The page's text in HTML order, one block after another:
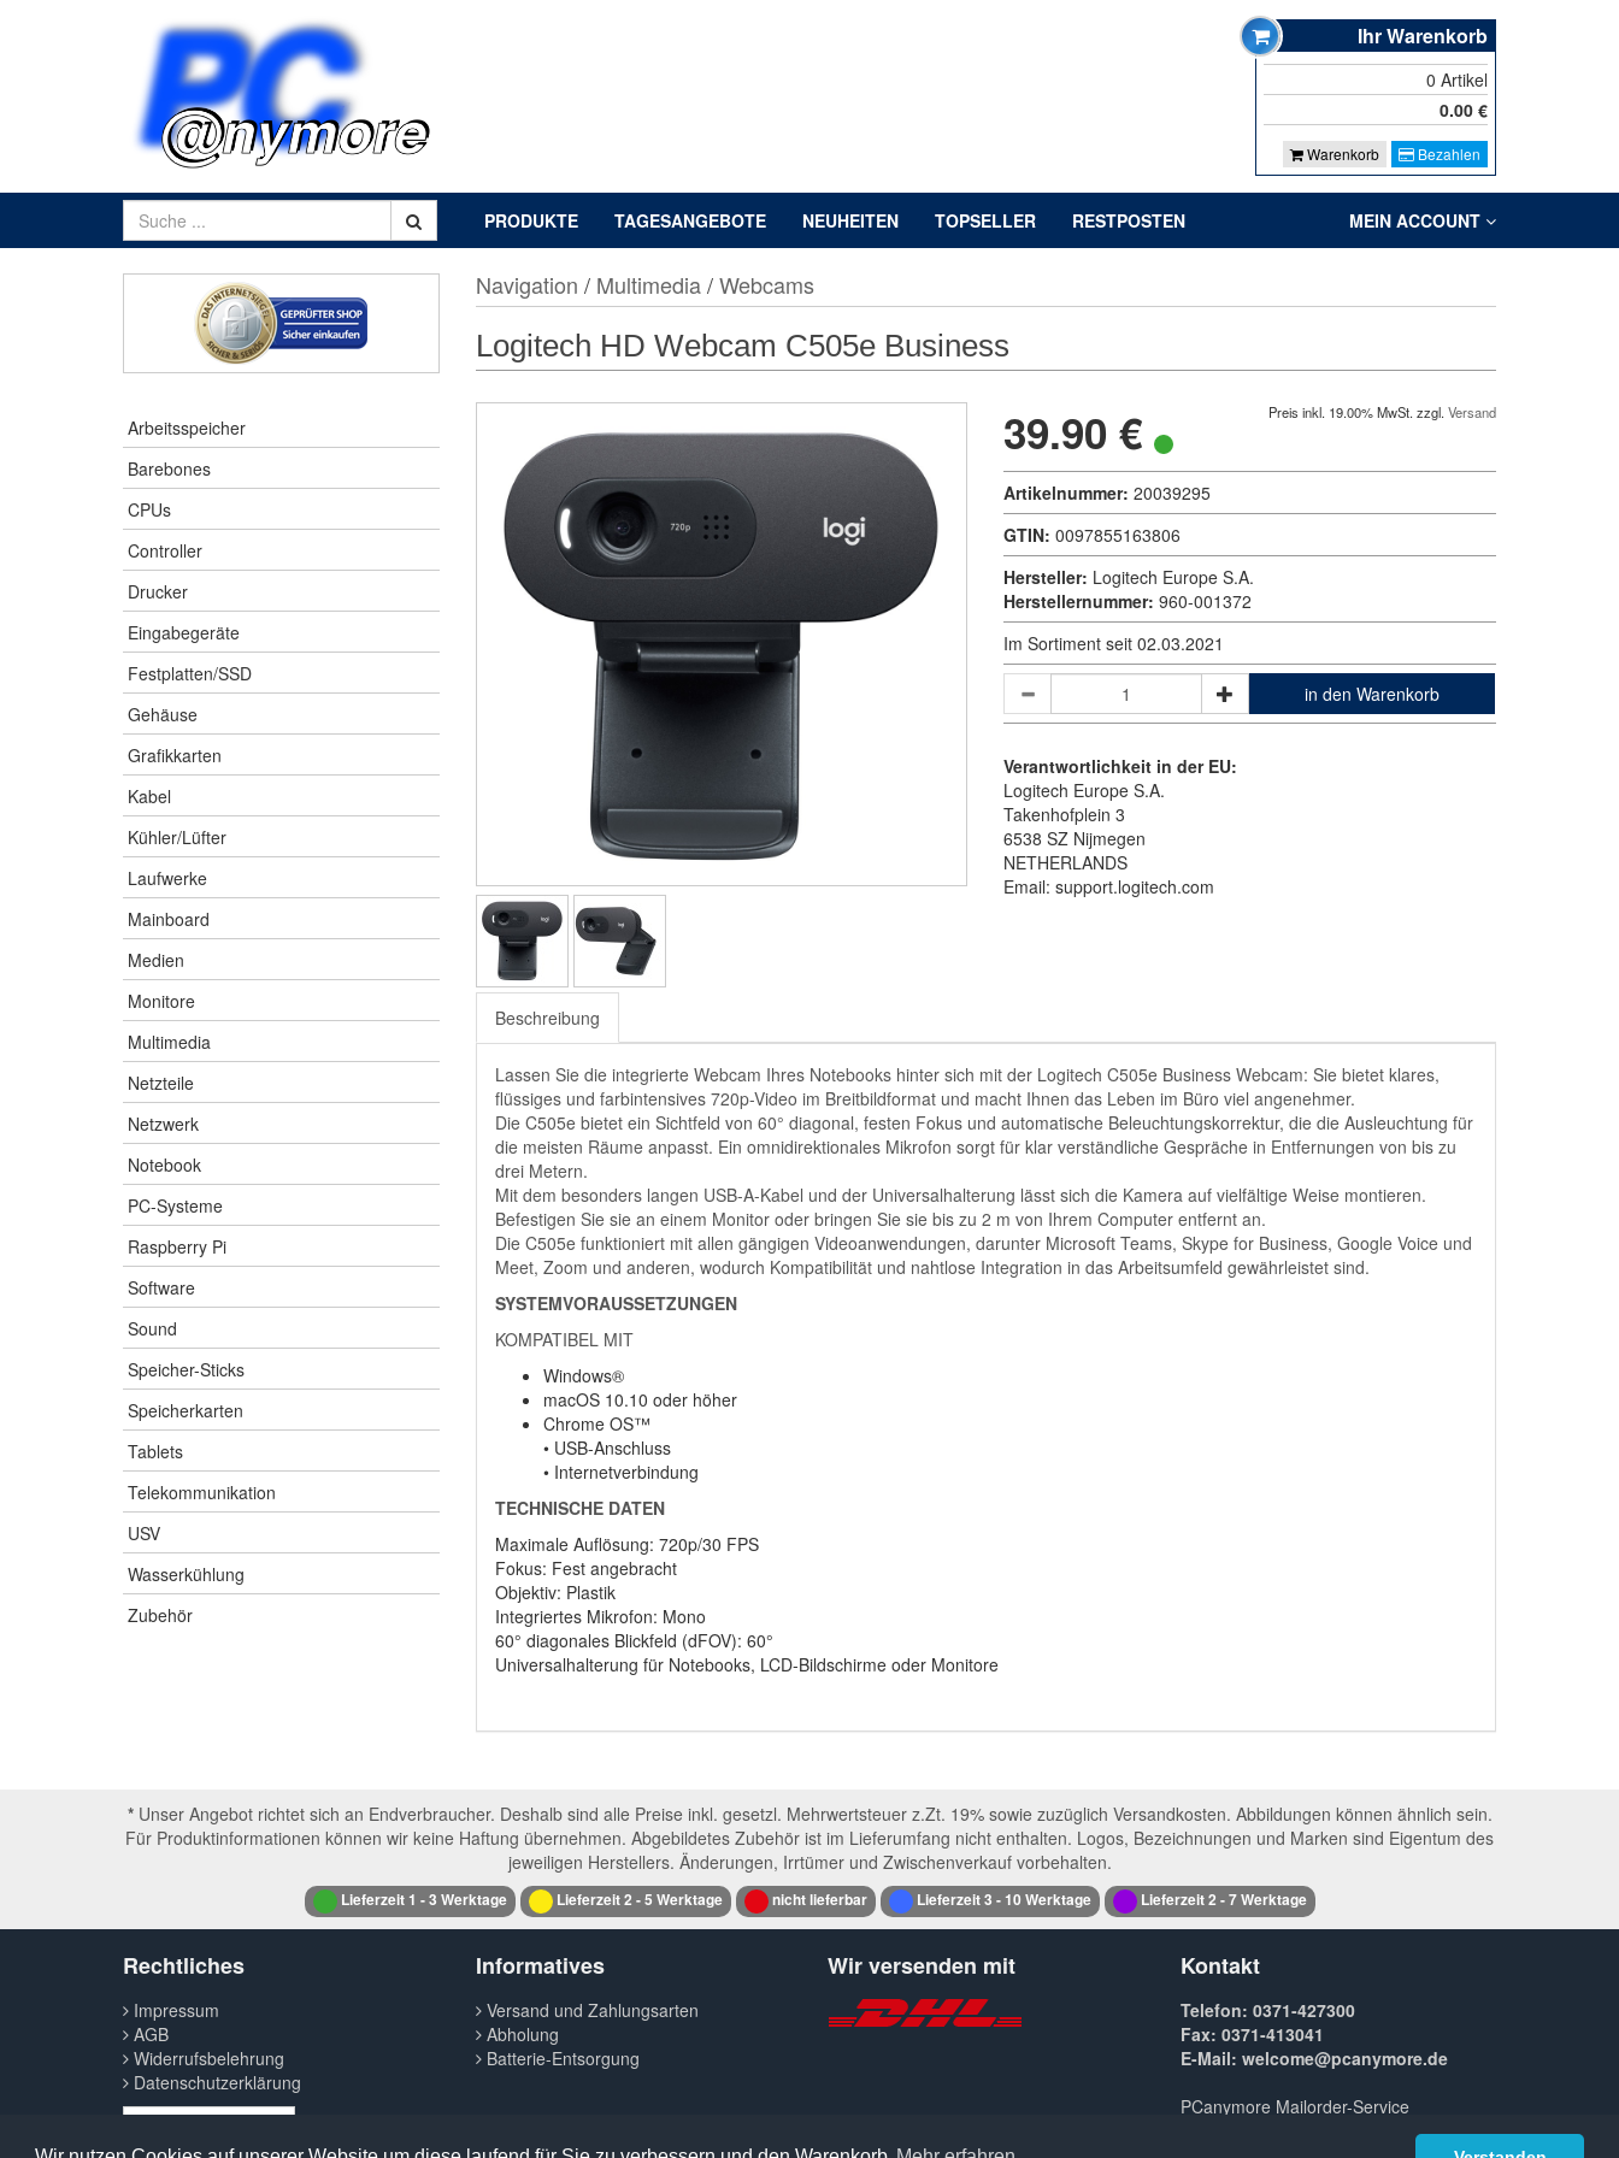
Ihr Warenkorb
0 Artikel
0.00 €
Warenkorb Bezahlen
PRODUKTE TAGESANGEBOTE NEUHEITEN TOPSELLER RESTPOSTEN MEIN ACCOUNT
Arbeitsspeicher
Barebones
CPUs
Controller
Drucker
Eingabegeräte
Festplatten/SSD
Gehäuse
Grafikkarten
Kabel
Kühler/Lüfter
Laufwerke
Mainboard
Medien
Monitore
Multimedia
Netzteile
Netzwerk
Notebook
PC-Systeme
Raspberry Pi
Software
Sound
Speicher-Sticks
Speicherkarten
Tablets
Telekommunikation
USV
Wasserkühlung
Zubehör
Navigation / Multimedia/Webcams
Logitech HD Webcam C505e Business
39.90 € Preis inkl. 19.00% MwSt. zzgl. Versand
Artikelnummer: 20039295
GTIN: 0097855163806
Hersteller: Logitech Europe S.A.
Herstellernummer: 960-001372
Im Sortiment seit 02.03.2021
in den Warenkorb
Verantwortlichkeit in der EU:
Logitech Europe S.A.
Takenhofplein 3
6538 SZ Nijmegen
NETHERLANDS
Email: support.logitech.com
Beschreibung
Lassen Sie die integrierte Webcam Ihres Notebooks hinter sich mit der Logitech C505e Business Webcam: Sie bietet klares,
flüssiges und farbintensives 720p-Video im Breitbildformat und macht Ihnen das Leben im Büro viel angenehmer.
Die C505e bietet ein Sichtfeld von 60° diagonal, festen Fokus und automatische Beleuchtungskorrektur, die die Ausleuchtung für
die meisten Räume anpasst. Ein omnidirektionales Mikrofon sorgt für klar verständliche Gespräche in Entfernungen von bis zu
drei Metern.
Mit dem besonders langen USB-A-Kabel und der Universalhalterung lässt sich die Kamera auf vielfältige Weise montieren.
Befestigen Sie sie an einem Monitor oder bringen Sie sie bis zu 2 m von Ihrem Computer entfernt an.
Die C505e funktioniert mit allen gängigen Videoanwendungen, darunter Microsoft Teams, Skype for Business, Google Voice und
Meet, Zoom und anderen, wodurch Kompatibilität und nahtlose Integration in das Arbeitsumfeld gewährleistet sind.
SYSTEMVORAUSSETZUNGEN
KOMPATIBEL MIT
Windows®
macOS 10.10 oder höher
Chrome OS™
• USB-Anschluss
• Internetverbindung
TECHNISCHE DATEN
Maximale Auflösung: 720p/30 FPS
Fokus: Fest angebracht
Objektiv: Plastik
Integriertes Mikrofon: Mono
60° diagonales Blickfeld (dFOV): 60°
Universalhalterung für Notebooks, LCD-Bildschirme oder Monitore
*Unser Angebot richtet sich an Endverbraucher. Deshalb sind alle Preise inkl. gesetzl. Mehrwertsteuer z.Zt. 19% sowie zuzüglich Versandkosten. Abbildungen können ähnlich sein.
Für Produktinformationen können wir keine Haftung übernehmen. Abgebildetes Zubehör ist im Lieferumfang nicht enthalten. Logos, Bezeichnungen und Marken sind Eigentum des
jeweiligen Herstellers. Änderungen, Irrtümer und Zwischenverkauf vorbehalten.
Lieferzeit 1 - 3 Werktage Lieferzeit 2 - 5 Werktage nicht lieferbar Lieferzeit 3 - 10 Werktage Lieferzeit 2 - 7 Werktage
Rechtliches
Impressum
AGB
Widerrufsbelehrung
Datenschutzerklärung
Informatives
Versand und Zahlungsarten
Abholung
Batterie-Entsorgung
Wir versenden mit Kontakt
Telefon: 0371-427300
Fax: 0371-413041
E-Mail: welcome@pcanymore.de
PCanymore Mailorder-Service
Florastraße 6, 09131 Chemnitz